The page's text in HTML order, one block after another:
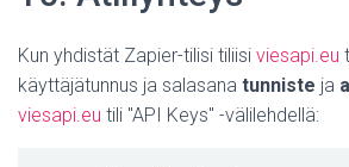
Kun yhdistät Zapier-tilisi tiliisi viesapi.eu
käyttäjätunnus ja salasana tunniste ja
viesapi.eu tili "API Keys" -välilehdellä: